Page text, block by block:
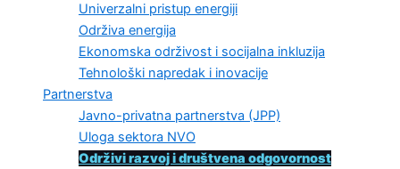
Univerzalni pristup energiji
Održiva energija
Ekonomska održivost i socijalna inkluzija
Tehnološki napredak i inovacije
Partnerstva
Javno-privatna partnerstva (JPP)
Uloga sektora NVO
Održivi razvoj i društvena odgovornost